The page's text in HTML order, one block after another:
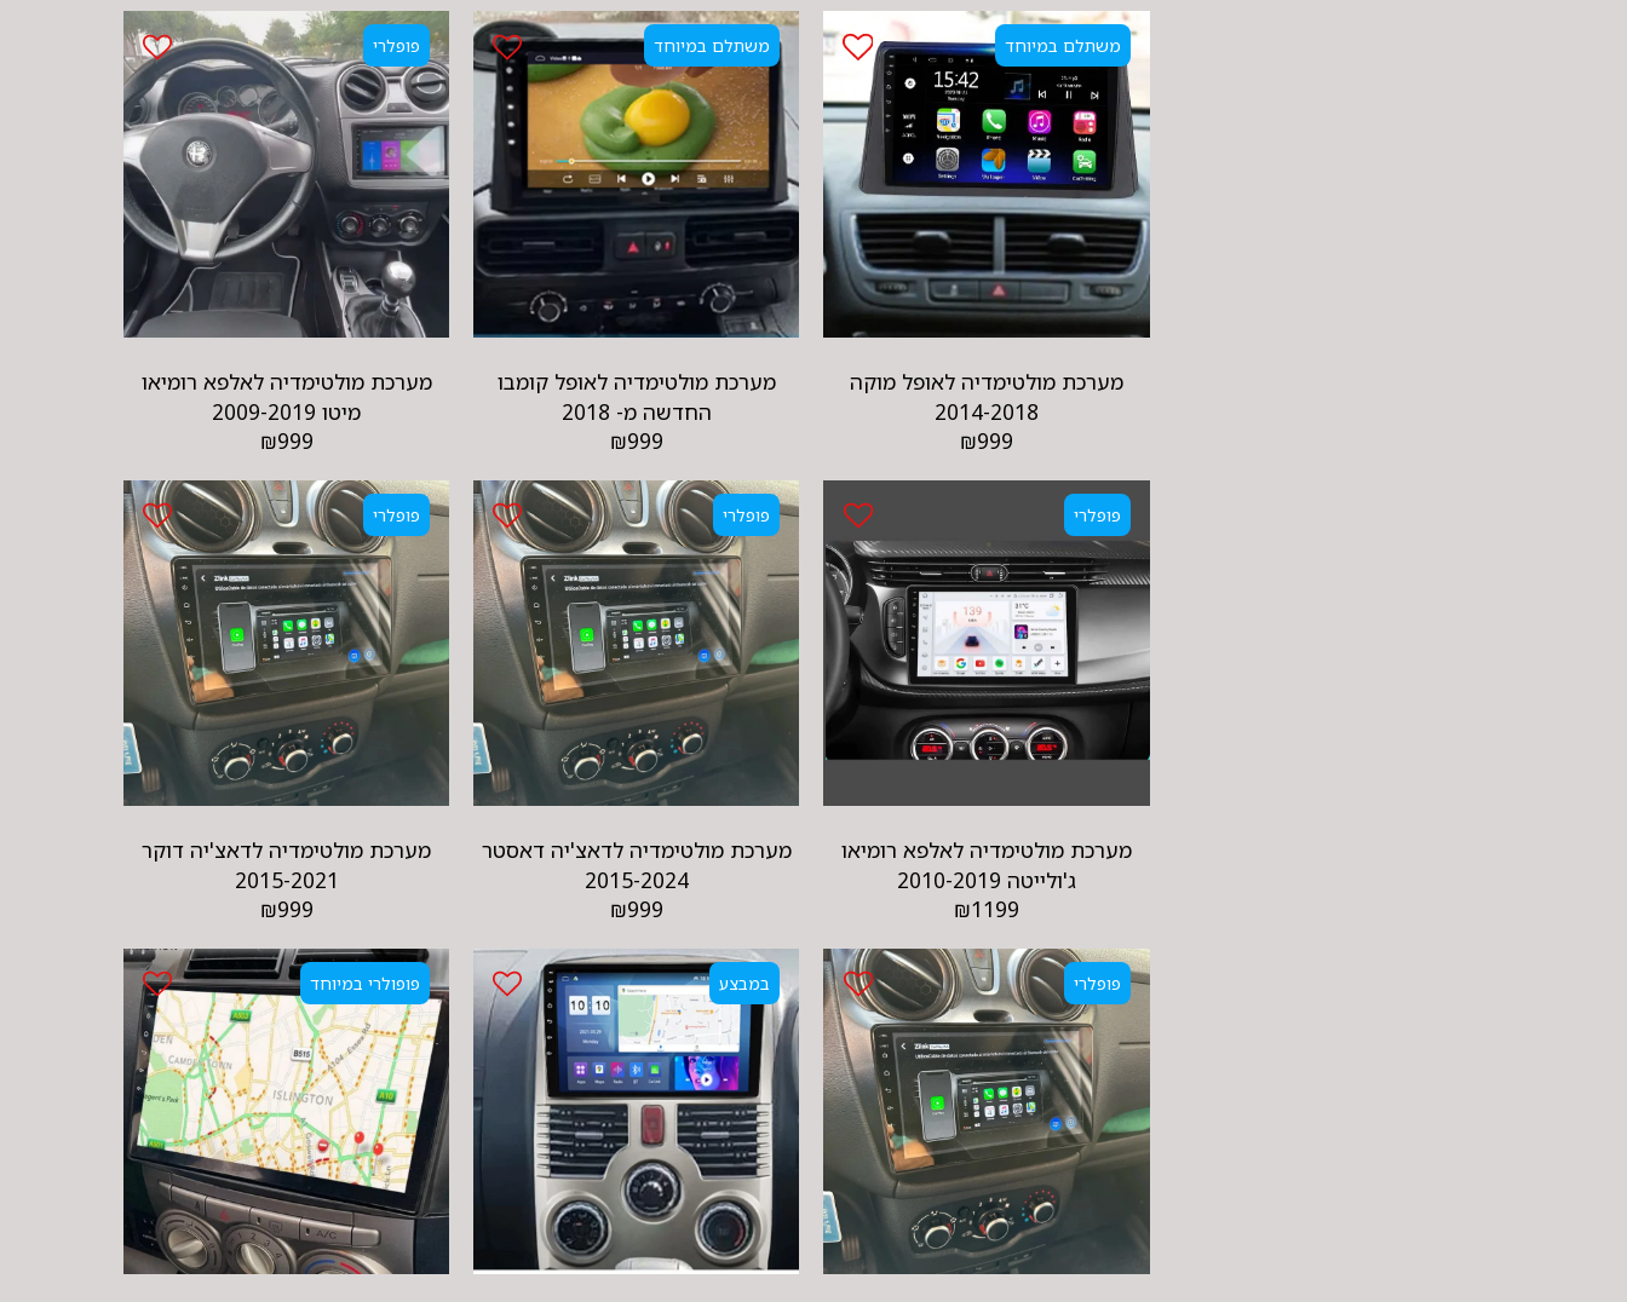
משתלם במיוחד
מערכת מולטימדיה לאופל מוקה
2014-2018
₪999
משתלם במיוחד
מערכת מולטימדיה לאופל קומבו
החדשה מ- 2018
₪999
פופלרי
מערכת מולטימדיה לאלפא רומיאו
מיטו 2009-2019
₪999
פופלרי
מערכת מולטימדיה לאלפא רומיאו
ג'ולייטה 2010-2019
₪1199
פופלרי
מערכת מולטימדיה לדאצ'יה דאסטר
2015-2024
₪999
פופלרי
מערכת מולטימדיה לדאצ'יה דוקר
2015-2021
₪999
פופלרי במבצע פופולרי במיוחד